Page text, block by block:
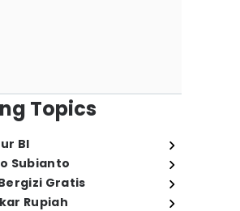
Topics
BI
Subianto
Gratis
Rupiah